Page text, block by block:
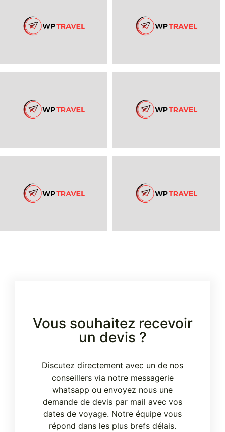
Vous souhaitez recevoir
un devis ?
Discutez directement avec un de nos
conseillers via notre messagerie
whatsapp ou envoyez nous une
demande de devis par mail avec vos
dates de voyage. Notre équipe vous
répond dans les plus brefs délais.